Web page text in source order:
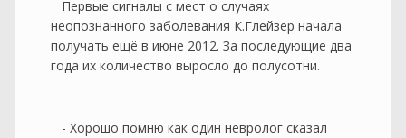
Первые сигналы с мест о случаях
неопознанного заболевания К.Глейзер начала
получать ещё в июне 2012. За последующие два
года их количество выросло до полусотни.
- Хорошо помню как один невролог сказал